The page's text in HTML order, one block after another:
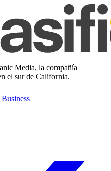
Media, la compañía
el sur de California.